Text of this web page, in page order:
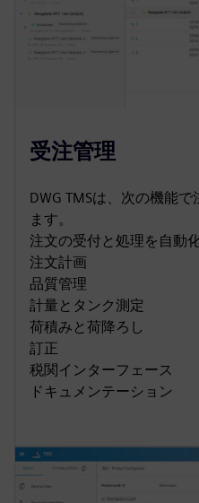
受注管理
DWG TMSは、次の機能
ます。
注文の受付と処理を自動
注文計画
品質管理
計量とタンク測定
荷積みと荷降ろし
訂正
税関インターフェース
ドキュメンテーション